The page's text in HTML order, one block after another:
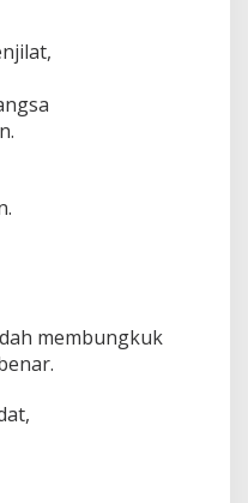
membungkuk